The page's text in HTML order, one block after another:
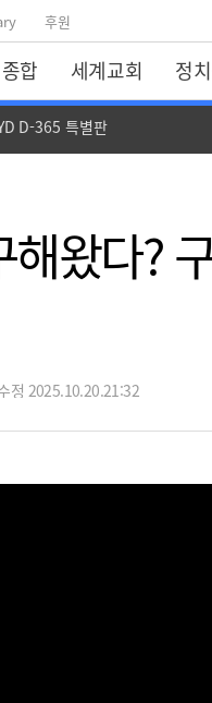
후원
합 세계교회 정
D-365 특별판
왔다?
정 2025.10.20.21:32